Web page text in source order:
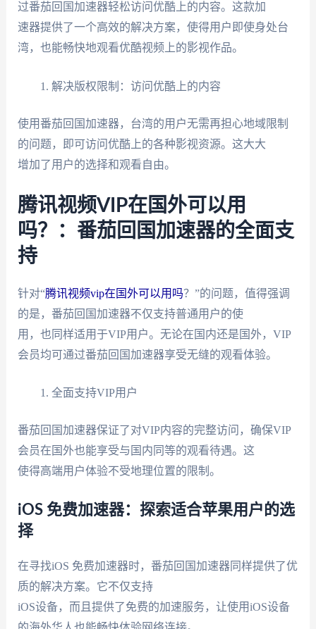
过番茄回国加速器轻松访问优酷上的内容。这款加
速器提供了一个高效的解决方案，使得用户即使身处台
湾，也能畅快地观看优酷视频上的影视作品。
解决版权限制：访问优酷上的内容
使用番茄回国加速器，台湾的用户无需再担心地域限制
的问题，即可访问优酷上的各种影视资源。这大大
增加了用户的选择和观看自由。
腾讯视频VIP在国外可以用
吗？：番茄回国加速器的全面支
持
针对“腾讯视频vip在国外可以用吗？”的问题，值得强调
的是，番茄回国加速器不仅支持普通用户的使
用，也同样适用于VIP用户。无论在国内还是国外，VIP
会员均可通过番茄回国加速器享受无缝的观看体验。
全面支持VIP用户
番茄回国加速器保证了对VIP内容的完整访问，确保VIP
会员在国外也能享受与国内同等的观看待遇。这
使得高端用户体验不受地理位置的限制。
iOS 免费加速器：探索适合苹果用户的选
择
在寻找iOS 免费加速器时，番茄回国加速器同样提供了优
质的解决方案。它不仅支持
iOS设备，而且提供了免费的加速服务，让使用iOS设备